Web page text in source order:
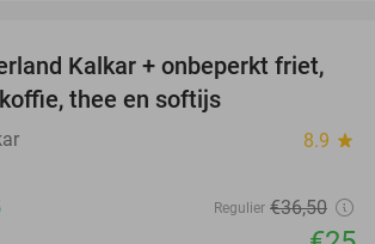
32%
Kalkar + onbeperkt friet,
thee en softijs
8.9 star
Regulier €36,50